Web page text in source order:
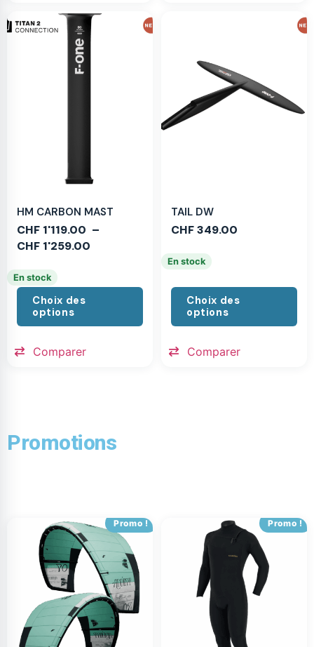
HM CARBON MAST
CHF 1'119.00 –
CHF 1'259.00
En stock
Choix des
options
Comparer
TAIL DW
CHF349.00
En stock
Choix des
options
Comparer
Promotions
Promo ! Promo !